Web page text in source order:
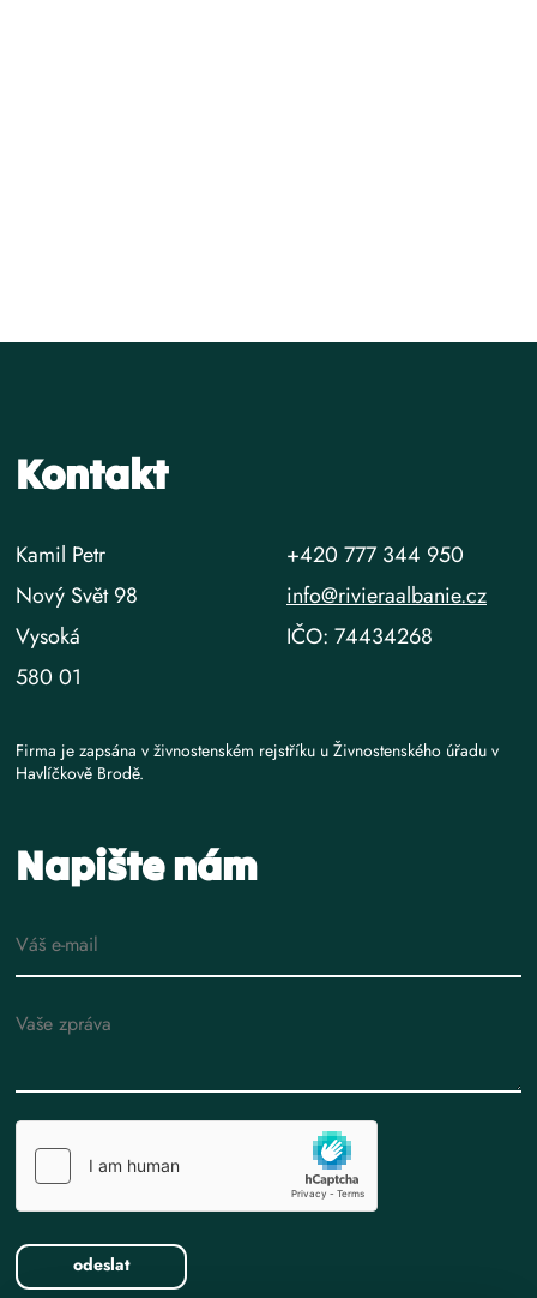
Kontakt
Kamil Petr
Nový Svět 98
Vysoká
580 01
+420 777 344 950
info@rivieraalbanie.cz
IČO: 74434268
Firma je zapsána v živnostenském rejstříku u Živnostenského úřadu v
Havlíčkově Brodě.
Napište nám
Text zprávy
odeslat